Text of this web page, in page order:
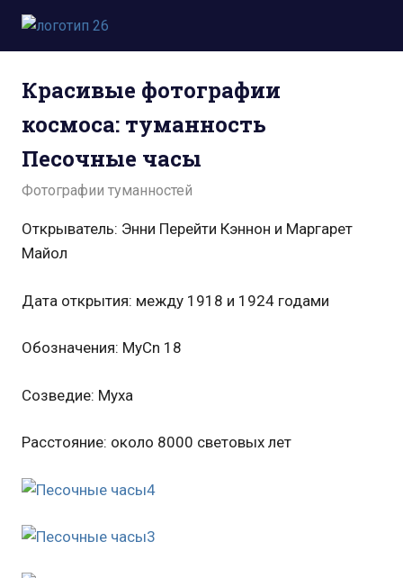
Пропустить
перейти
содержимому
космосе.
Новости,
фото,
юмор,
база
знаний.
Красивые фотографии
космоса: туманность
Песочные часы
02.12.2024
admin
Фотографии туманностей
Открыватель: Энни Перейти Кэннон и Маргарет
Майол
Дата открытия: между 1918 и 1924 годами
Обозначения: MyCn 18
Созведие: Муха
Расстояние: около 8000 световых лет